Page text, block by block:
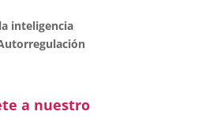
inteligencia
a nuestro